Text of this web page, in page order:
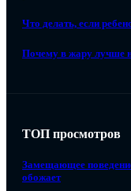
Что делать, если
Почему в жару лучше
ТОП просмотров
Замещающее
обожает